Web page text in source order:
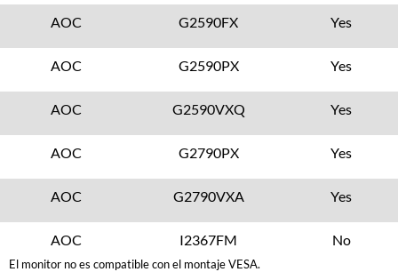
AOC G2590FX Yes
AOC G2590PX Yes
AOC G2590VXQ Yes
AOC G2790PX Yes
AOC G2790VXA Yes
AOC I2367FM No
El monitor no es compatible con el montaje VESA.